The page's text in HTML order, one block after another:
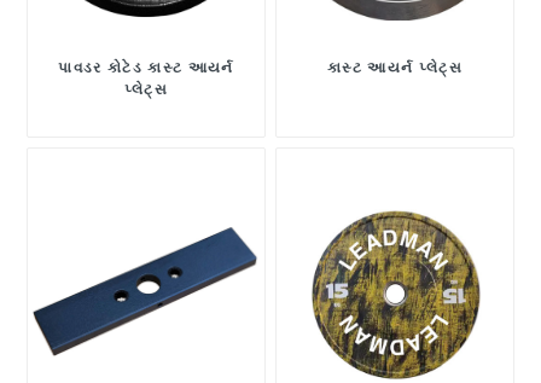
પાવડર કોટેડ કાસ્ટ આયર્ન
પ્લેટ્સ
કાસ્ટ આયર્ન પ્લેટ્સ